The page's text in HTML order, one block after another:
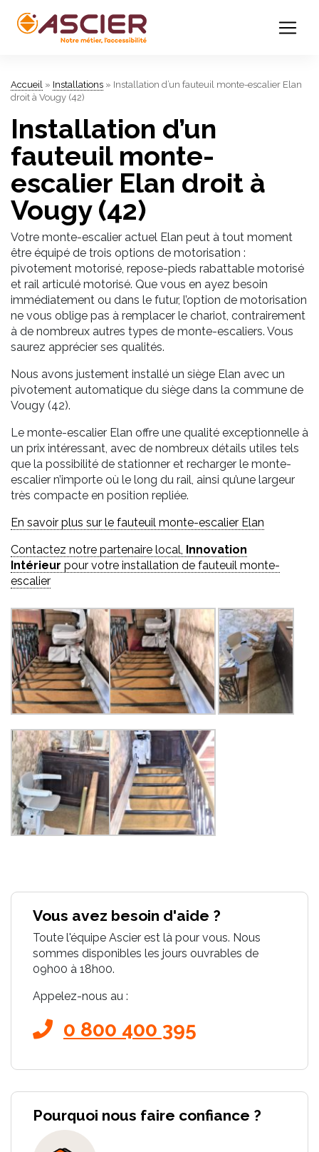
Accueil » Installations » Installation d’un fauteuil monte-escalier Elan
droit à Vougy (42)
Installation d’un
fauteuil monte-
escalier Elan droit à
Vougy (42)
Votre monte-escalier actuel Elan peut à tout moment
être équipé de trois options de motorisation :
pivotement motorisé, repose-pieds rabattable motorisé
et rail articulé motorisé. Que vous en ayez besoin
immédiatement ou dans le futur, l’option de motorisation
ne vous oblige pas à remplacer le chariot, contrairement
à de nombreux autres types de monte-escaliers. Vous
saurez apprécier ses qualités.
Nous avons justement installé un siège Elan avec un
pivotement automatique du siège dans la commune de
Vougy (42).
Le monte-escalier Elan offre une qualité exceptionnelle à
un prix intéressant, avec de nombreux détails utiles tels
que la possibilité de stationner et recharger le monte-
escalier n’importe où le long du rail, ainsi qu’une largeur
très compacte en position repliée.
En savoir plus sur le fauteuil monte-escalier Elan
Contactez notre partenaire local, Innovation
Intérieur pour votre installation de fauteuil monte-
escalier
Vous avez besoin d'aide ?
Toute l'équipe Ascier est là pour vous. Nous
sommes disponibles les jours ouvrables de
09h00 à 18h00.
Appelez-nous au :
0 800 400 395
Pourquoi nous faire confiance ?